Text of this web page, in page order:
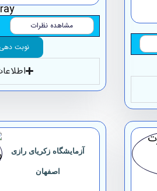
مشاهده نظرات
نوبت دهی
آزمایشگاه زکریای رازی
اصفهان